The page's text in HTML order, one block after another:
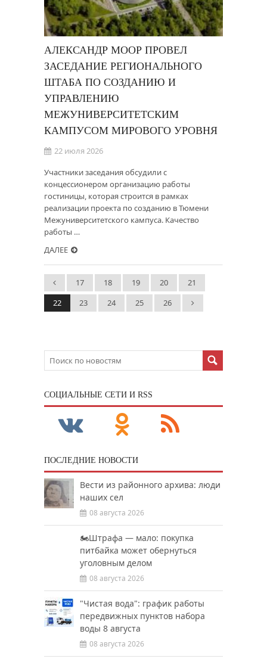
АЛЕКСАНДР МООР ПРОВЕЛ
ЗАСЕДАНИЕ РЕГИОНАЛЬНОГО
ШТАБА ПО СОЗДАНИЮ И
УПРАВЛЕНИЮ
МЕЖУНИВЕРСИТЕТСКИМ
КАМПУСОМ МИРОВОГО УРОВНЯ
22 июля 2026
Участники заседания обсудили с
концессионером организацию работы
гостиницы, которая строится в рамках
реализации проекта по созданию в Тюмени
Межуниверситетского кампуса. Качество
работы …
ДАЛЕЕ
17 18 19 20
21
22
23 24 25 26
CОЦИАЛЬНЫЕ СЕТИ И RSS
ПОСЛЕДНИЕ НОВОСТИ
Вести из районного архива: люди
наших сел
08 августа 2026
🏍️Штрафа — мало: покупка
питбайка может обернуться
уголовным делом
08 августа 2026
"Чистая вода": график работы
передвижных пунктов набора
воды 8 августа
08 августа 2026